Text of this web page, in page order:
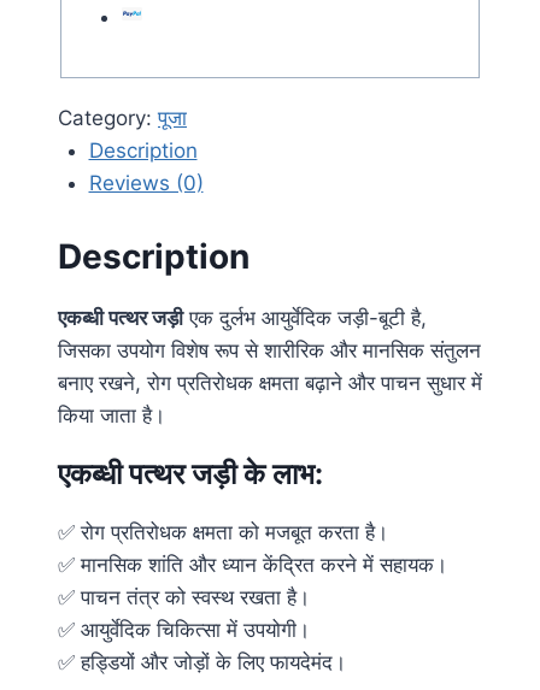
Category:पूजा
Description
Reviews (0)
Description
एकब्धी पत्थर जड़ीएक दुर्लभ आयुर्वेदिक जड़ी-बूटी है,
जिसका उपयोग विशेष रूप से शारीरिक और मानसिक संतुलन
बनाए रखने, रोग प्रतिरोधक क्षमता बढ़ाने और पाचन सुधार में
किया जाता है।
एकब्धी पत्थर जड़ी के लाभ:
✅ रोग प्रतिरोधक क्षमता को मजबूत करता है।
✅ मानसिक शांति और ध्यान केंद्रित करने में सहायक।
✅ पाचन तंत्र को स्वस्थ रखता है।
✅ आयुर्वेदिक चिकित्सा में उपयोगी।
✅ हड्डियों और जोड़ों के लिए फायदेमंद।